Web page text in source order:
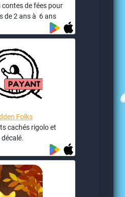
contes de fées pour
de 2 ans à 6 ans
Folks
cachés rigolo et
décalé.